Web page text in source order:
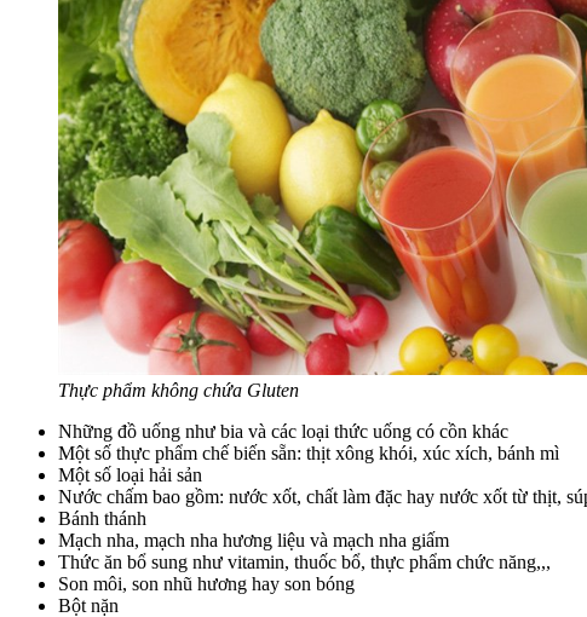
Thực phẩm không chứa Gluten
Những đồ uống như bia và các loại thức uống có cồn khác
Một số thực phẩm chế biến sẵn: thịt xông khói, xúc xích, bánh mì
Một số loại hải sản
Nước chấm bao gồm: nước xốt, chất làm đặc hay nước xốt từ thịt,
Bánh thánh
Mạch nha, mạch nha hương liệu và mạch nha giấm
Thức ăn bổ sung như vitamin, thuốc bổ, thực phẩm chức năng,,,
Son môi, son nhũ hương hay son bóng
Bột nặn